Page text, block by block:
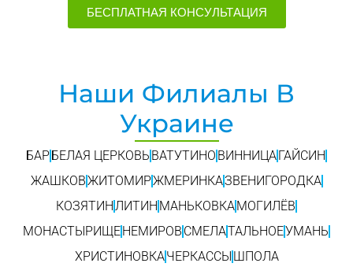
БЕСПЛАТНАЯ КОНСУЛЬТАЦИЯ
Наши Филиалы В
Украине
БАР БЕЛАЯ ЦЕРКОВЬ ВАТУТИНО ВИННИЦА ГАЙСИН
ЖАШКОВЖИТОМИРЖМЕРИНКАЗВЕНИГОРОДКА
КОЗЯТИН ЛИТИН МАНЬКОВКА МОГИЛЁВ
МОНАСТЫРИЩЕ НЕМИРОВ СМЕЛАТАЛЬНОЕУМАНЬ
ХРИСТИНОВКАЧЕРКАССЫ ШПОЛА